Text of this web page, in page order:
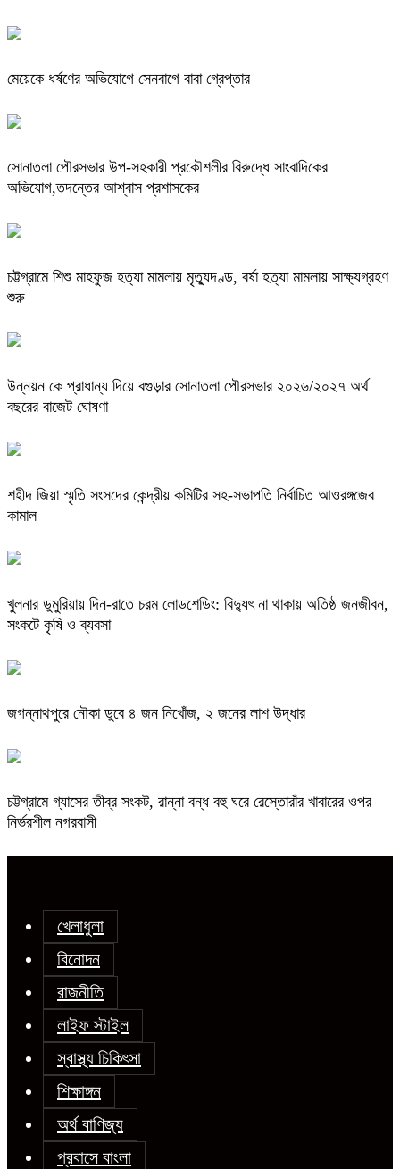
মেয়েকে ধর্ষণের অভিযোগে সেনবাগে বাবা গ্রেপ্তার
সোনাতলা পৌরসভার উপ-সহকারী প্রকৌশলীর বিরুদ্ধে সাংবাদিকের
অভিযোগ,তদন্তের আশ্বাস প্রশাসকের
চট্টগ্রামে শিশু মাহফুজ হত্যা মামলায় মৃত্যুদণ্ড, বর্ষা হত্যা মামলায় সাক্ষ্যগ্রহণ
শুরু
উন্নয়ন কে প্রাধান্য দিয়ে বগুড়ার সোনাতলা পৌরসভার ২০২৬/২০২৭ অর্থ
বছরের বাজেট ঘোষণা
শহীদ জিয়া স্মৃতি সংসদের কেন্দ্রীয় কমিটির সহ-সভাপতি নির্বাচিত আওরঙ্গজেব
কামাল
খুলনার ডুমুরিয়ায় দিন-রাতে চরম লোডশেডিং: বিদ্যুৎ না থাকায় অতিষ্ঠ জনজীবন,
সংকটে কৃষি ও ব্যবসা
জগন্নাথপুরে নৌকা ডুবে ৪ জন নিখোঁজ, ২ জনের লাশ উদ্ধার
চট্টগ্রামে গ্যাসের তীব্র সংকট, রান্না বন্ধ বহু ঘরে রেস্তোরাঁর খাবারের ওপর
নির্ভরশীল নগরবাসী
খেলাধুলা
বিনোদন
রাজনীতি
লাইফ স্টাইল
স্বাস্থ্য চিকিৎসা
শিক্ষাঙ্গন
অর্থ বাণিজ্য
প্রবাসে বাংলা